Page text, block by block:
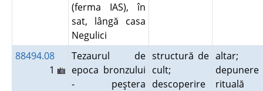
(ferma IAS), în
sat, lângă casa
Negulici
88494.08
1
Tezaurul de
epoca bronzului
- peştera
structură de
cult;
descoperire
altar;
depunere
rituală